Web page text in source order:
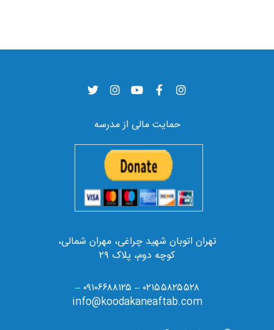
حمایت مالی از مدرسه
تهران اتوبان شهید چراغی، مهران شمالی،
کوچه دوم، پلاک ۲۹
۰۲۱۵۵۸۲۵۵۲۸ – ۰۹۱۰۶۶۸۸۱۲۵ –
info@koodakaneaftab.com